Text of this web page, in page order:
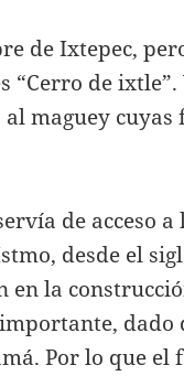
de Ixtepec,
de ixtle”.
maguey cuyas
de acceso a
desde el
en la
dado
Por lo que